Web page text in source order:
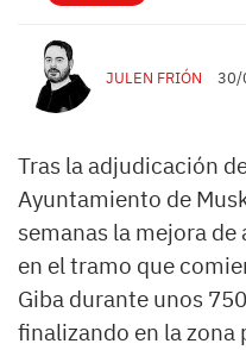
JULEN FRIÓN 30/
Tras la adjudicación
Ayuntamiento de
semanas la mejora de
en el tramo que
Giba durante unos
finalizando en la zona